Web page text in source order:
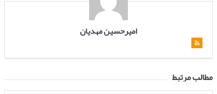
امیرحسین مهدیان
مطالب مرتبط